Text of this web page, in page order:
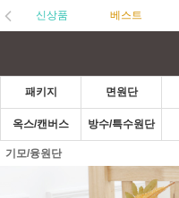
신상품 베스트
패키지 면원단
옥스/캔버스 방수/특수원단
기모/융원단